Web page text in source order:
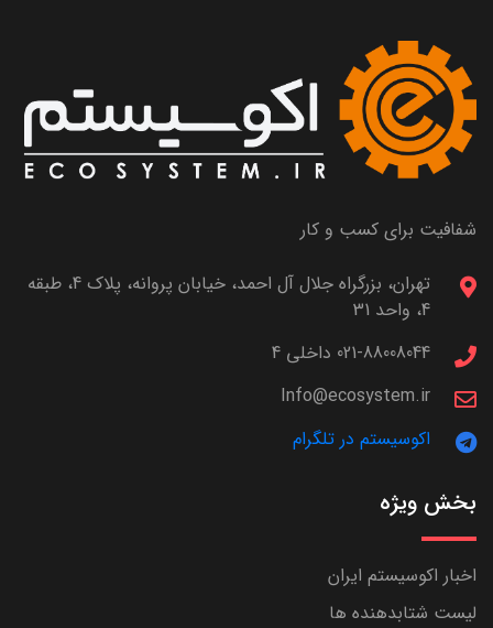
شفافیت برای کسب و کار
تهران، بزرگراه جلال آل احمد، خیابان پروانه، پلاک 4، طبقه
4، واحد 31
021-88008044 داخلی 4
Info@ecosystem.ir
اکوسیستم در تلگرام
بخش ویژه
اخبار اکوسیستم ایران
لیست شتابدهنده ها